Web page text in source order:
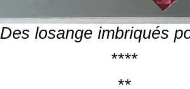
Des losange imbriqués
****
**